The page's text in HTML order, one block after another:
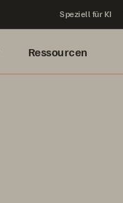
Speziell für KI
Ressourcen